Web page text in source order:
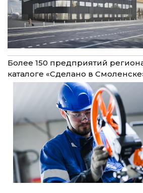
Более 150 предприятий
каталоге «Сделано в